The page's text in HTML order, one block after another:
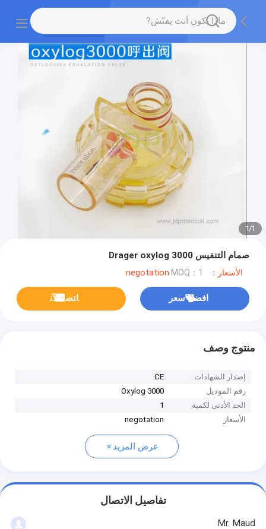
1
/
1
صمام التنفيس Drager oxylog 3000
الأسعار：negotation MOQ：1
افضل سعر ﺎﺘﺼﻟ ﺍﻶﻧ
منتوج وصف
إصدار الشهادات
CE
رقم الموديل
Oxylog 3000
الحد الأدنى لكمية
1
الأسعار
negotation
عرض المزيد
تفاصيل الاتصال
Mr. Maud